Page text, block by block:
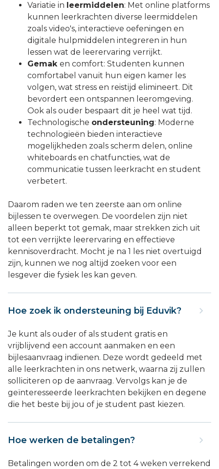
Variatie in leermiddelen: Met online platforms
kunnen leerkrachten diverse leermiddelen
zoals video's, interactieve oefeningen en
digitale hulpmiddelen integreren in hun
lessen wat de leerervaring verrijkt.
Gemak en comfort: Studenten kunnen
comfortabel vanuit hun eigen kamer les
volgen, wat stress en reistijd elimineert. Dit
bevordert een ontspannen leeromgeving.
Ook als ouder bespaart dit je heel wat tijd.
Technologische ondersteuning: Moderne
technologieën bieden interactieve
mogelijkheden zoals scherm delen, online
whiteboards en chatfuncties, wat de
communicatie tussen leerkracht en student
verbetert.
Daarom raden we ten zeerste aan om online
bijlessen te overwegen. De voordelen zijn niet
alleen beperkt tot gemak, maar strekken zich uit
tot een verrijkte leerervaring en effectieve
kennisoverdracht. Mocht je na 1 les niet overtuigd
zijn, kunnen we nog altijd zoeken voor een
lesgever die fysiek les kan geven.
Hoe zoek ik ondersteuning bij Eduvik?
Je kunt als ouder of als student gratis en
vrijblijvend een account aanmaken en een
bijlesaanvraag indienen. Deze wordt gedeeld met
alle leerkrachten in ons netwerk, waarna zij zullen
solliciteren op de aanvraag. Vervolgs kan je de
geïnteresseerde leerkrachten bekijken en degene
die het beste bij jou of je student past kiezen.
Hoe werken de betalingen?
Betalingen worden om de 2 tot 4 weken verrekend